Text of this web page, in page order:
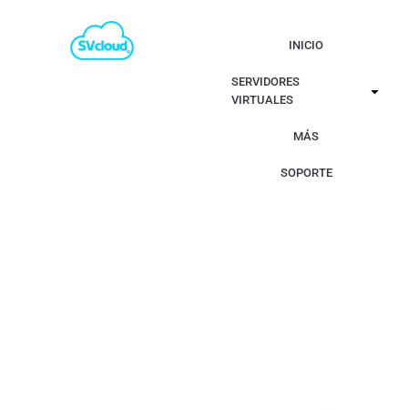
INICIO
SERVIDORES
VIRTUALES
MÁS
SOPORTE